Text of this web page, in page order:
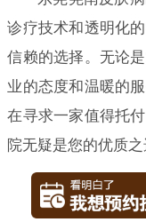
诊疗技术和透明化
信赖的选择。无论
业的态度和温暖的
在寻求一家值得托
院无疑是您的优质